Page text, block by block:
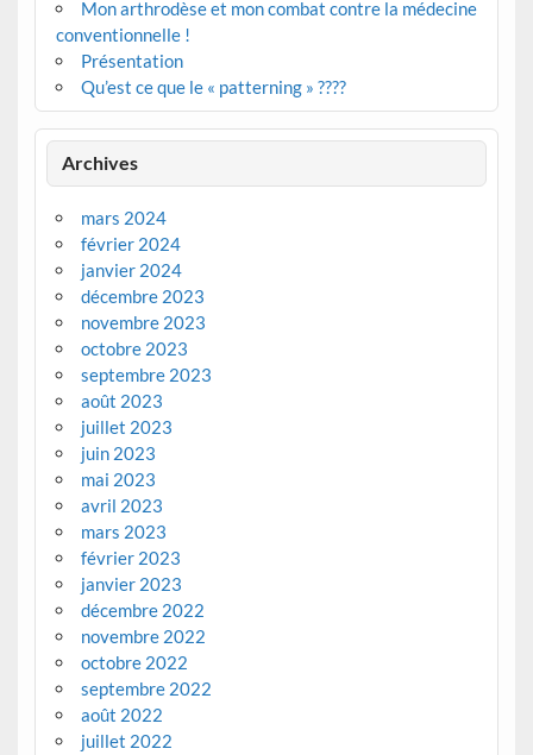
Mon arthrodèse et mon combat contre la médecine
conventionnelle !
Présentation
Qu’est ce que le « patterning » ????
Archives
mars 2024
février 2024
janvier 2024
décembre 2023
novembre 2023
octobre 2023
septembre 2023
août 2023
juillet 2023
juin 2023
mai 2023
avril 2023
mars 2023
février 2023
janvier 2023
décembre 2022
novembre 2022
octobre 2022
septembre 2022
août 2022
juillet 2022